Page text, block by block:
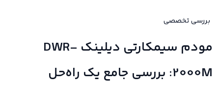
بررسی تخصصی
مودم سیمکارتی دیلینک DWR-
2000M: بررسی جامع یک راه‌حل